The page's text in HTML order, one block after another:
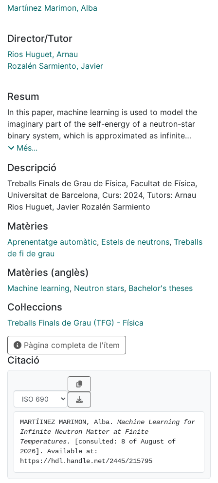
Martíınez Marimon, Alba
Director/Tutor
Rios Huguet, Arnau
Rozalén Sarmiento, Javier
Resum
In this paper, machine learning is used to model the
imaginary part of the self-energy of a neutron-star
binary system, which is approximated as infinite
neutron matter. The performance of the model is
the momentum distribution and the total energy. The
results obtained with the model show a high degree of
accuracy when compared to theoretical values
Més...
Descripció
Treballs Finals de Grau de Física, Facultat de Física,
Universitat de Barcelona, Curs: 2024, Tutors: Arnau
Rios Huguet, Javier Rozalén Sarmiento
Matèries
Aprenentatge automàtic, Estels de neutrons, Treballs
de fi de grau
Matèries (anglès)
Machine learning, Neutron stars, Bachelor's theses
Col·leccions
Treballs Finals de Grau (TFG) - Física
Pàgina completa de l'ítem
Citació
MARTÍINEZ MARIMON, Alba. Machine Learning for
Infinite Neutron Matter at Finite
Temperatures.
[consulted: 8 of August of
2026]. Available at:
https://hdl.handle.net/2445/215795